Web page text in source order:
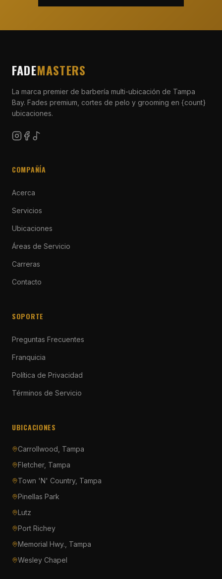
FADEMASTERS
La marca premier de barbería multi-ubicación de Tampa
Bay. Fades premium, cortes de pelo y grooming en {count}
ubicaciones.
COMPAÑÍA
Acerca
Servicios
Ubicaciones
Áreas de Servicio
Carreras
Contacto
SOPORTE
Preguntas Frecuentes
Franquicia
Política de Privacidad
Términos de Servicio
UBICACIONES
Carrollwood, Tampa
Fletcher, Tampa
Town 'N' Country, Tampa
Pinellas Park
Lutz
Port Richey
Memorial Hwy., Tampa
Wesley Chapel